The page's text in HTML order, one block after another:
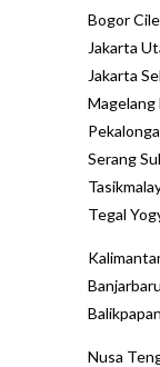
Bogor
Jakarta
Jakarta
Magelang
Serang
Tegal
Nusa